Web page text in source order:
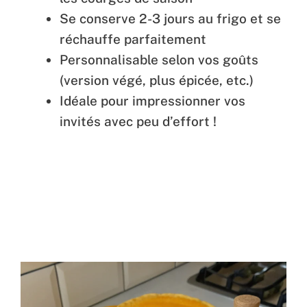
Se conserve 2-3 jours au frigo et se
réchauffe parfaitement
Personnalisable selon vos goûts
(version végé, plus épicée, etc.)
Idéale pour impressionner vos
invités avec peu d’effort !